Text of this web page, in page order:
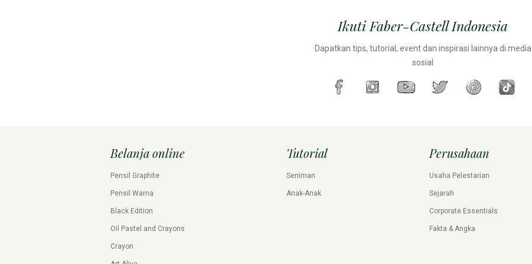
Ikuti Faber-Castell Indonesia
Dapatkan tips, tutorial, event dan inspirasi lainnya di media
sosial
Belanja online
Pensil Graphite
Pensil Warna
Black Edition
Oil Pastel and Crayons
Crayon
Tutorial
Seniman
Anak-Anak
Perusahaan
Usaha Pelestarian
Sejarah
Corporate Essentials
Fakta & Angka